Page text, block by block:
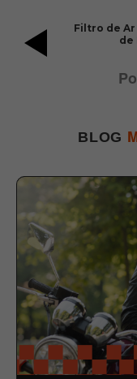
Filtro de
de
BLOG